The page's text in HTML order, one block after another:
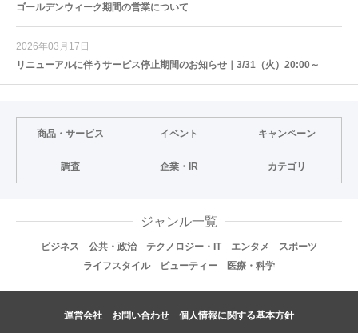
ゴールデンウィーク期間の営業について
2026年03月17日
リニューアルに伴うサービス停止期間のお知らせ｜3/31（火）20:00～
商品・サービス イベント キャンペーン
調査 企業・IR カテゴリ
ジャンル一覧
ビジネス 公共・政治 テクノロジー・IT エンタメ
スポーツ
ライフスタイル
ビューティー 医療・科学
運営会社 お問い合わせ 個人情報に関する基本方針